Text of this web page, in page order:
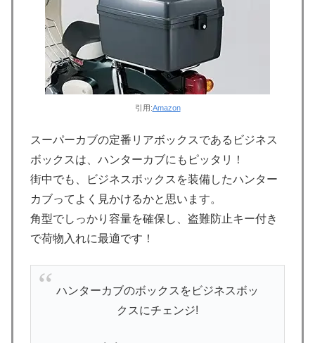
引用:Amazon
スーパーカブの定番リアボックスであるビジネス
ボックスは、ハンターカブにもピッタリ！
街中でも、ビジネスボックスを装備したハンター
カブってよく見かけるかと思います。
角型でしっかり容量を確保し、盗難防止キー付き
で荷物入れに最適です！
ハンターカブのボックスをビジネスボッ
クスにチェンジ!